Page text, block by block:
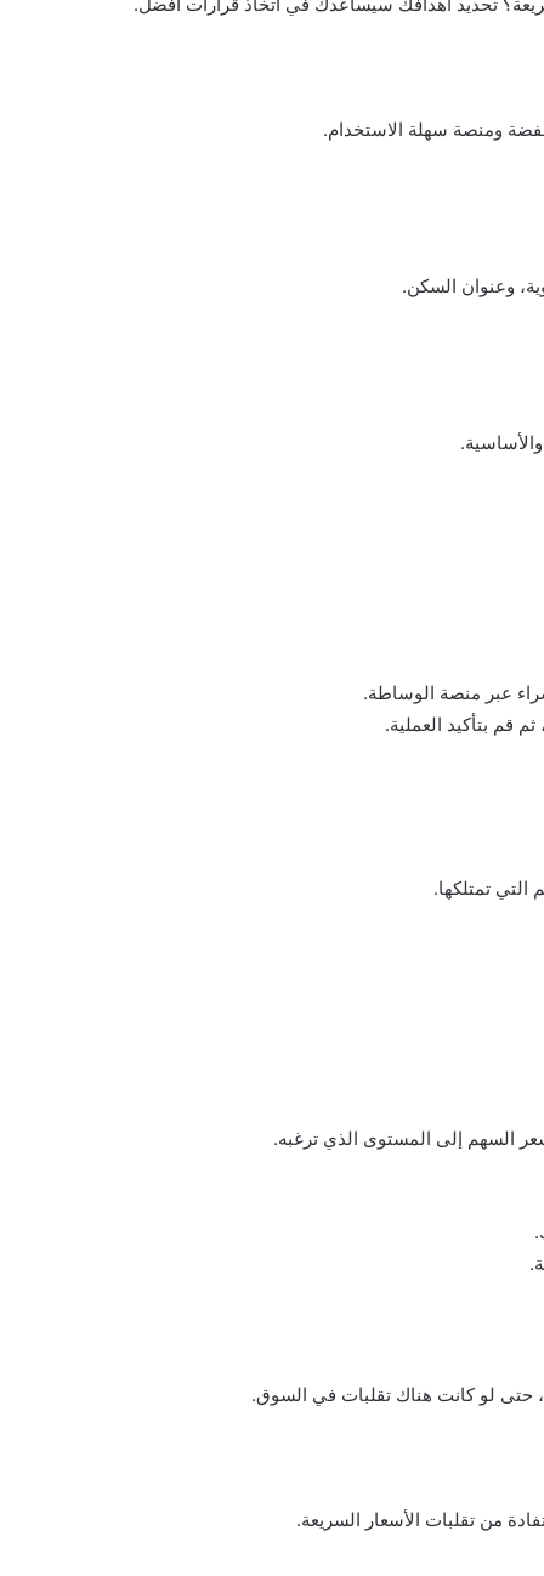
ومنصة سهلة الاستخدام.
وعنوان السكن.
والأساسية.
عبر منصة الوساطة.
قم بتأكيد العملية.
التي تمتلكها.
السهم إلى المستوى الذي ترغبه.
حتى لو كانت هناك تقلبات في السوق.
من تقلبات الأسعار السريعة.